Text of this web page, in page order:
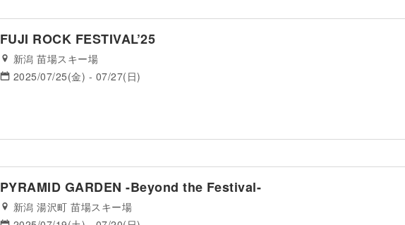
FUJI ROCK FESTIVAL’25
新潟 苗場スキー場
2025/07/25(金) - 07/27(日)
PYRAMID GARDEN -Beyond the Festival-
新潟 湯沢町 苗場スキー場